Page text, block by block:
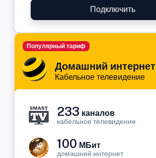
Подключить
Домашний интернет
Кабельное телевидение
Популярный тариф
233 каналов
кабельное телевидение
100 МБит
домашний интернет